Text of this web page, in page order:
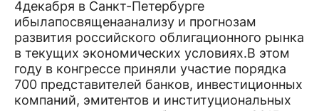
4декабря в Санкт-Петербурге
ибылапосвященаанализу и прогнозам
развития российского облигационного рынка
в текущих экономических условиях.В этом
году в конгрессе приняли участие порядка
700 представителей банков, инвестиционных
компаний, эмитентов и институциональных